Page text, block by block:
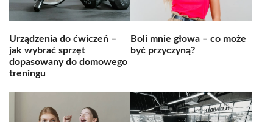
Urządzenia do ćwiczeń –
jak wybrać sprzęt
dopasowany do domowego
treningu
Boli mnie głowa – co może
być przyczyną?